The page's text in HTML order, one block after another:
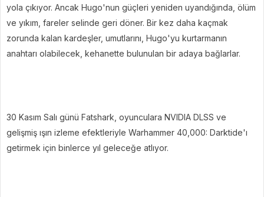
yola çıkıyor. Ancak Hugo'nun güçleri yeniden uyandığında, ölüm
ve yıkım, fareler selinde geri döner. Bir kez daha kaçmak
zorunda kalan kardeşler, umutlarını, Hugo'yu kurtarmanın
anahtarı olabilecek, kehanette bulunulan bir adaya bağlarlar.
30 Kasım Salı günü Fatshark, oyunculara NVIDIA DLSS ve
gelişmiş ışın izleme efektleriyle Warhammer 40,000: Darktide'ı
getirmek için binlerce yıl geleceğe atlıyor.